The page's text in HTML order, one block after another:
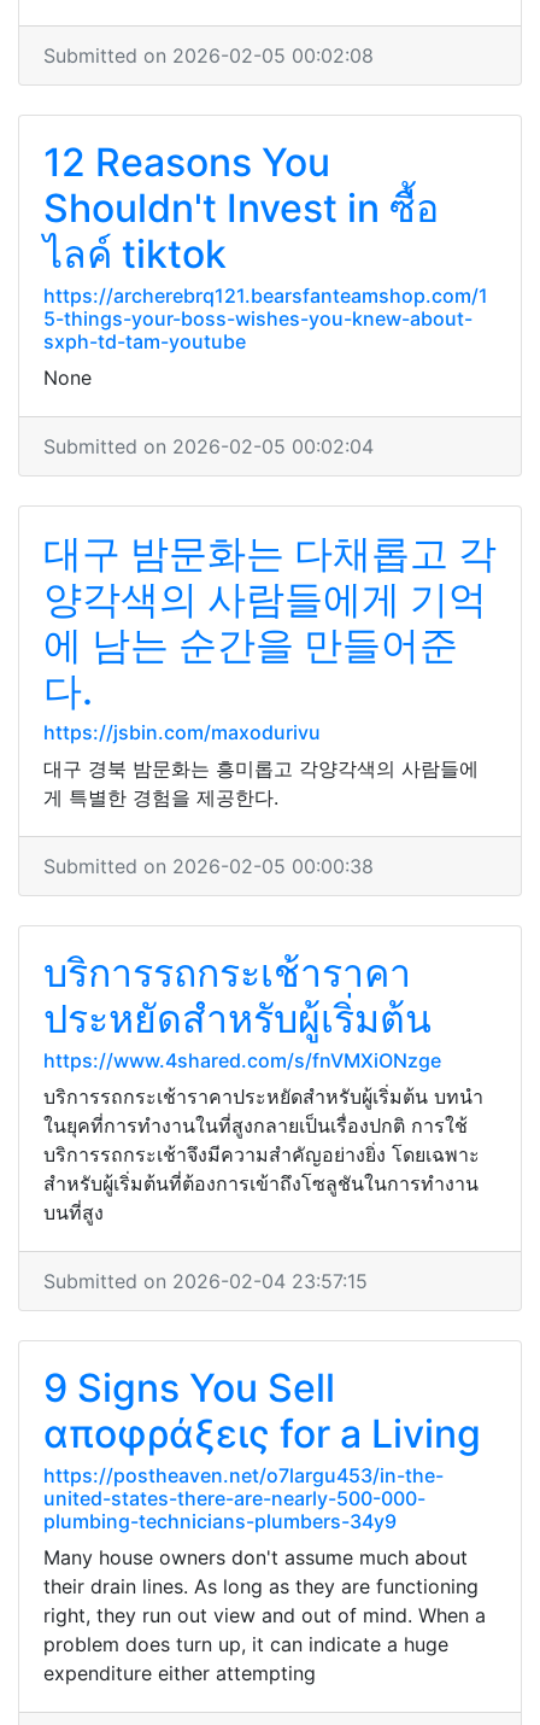
Submitted on 2026-02-05 00:02:08
12 Reasons You
Shouldn't Invest in ซื้อ
ไลค์ tiktok
https://archerebrq121.bearsfanteamshop.com/1
5-things-your-boss-wishes-you-knew-about-
sxph-td-tam-youtube
None
Submitted on 2026-02-05 00:02:04
대구 밤문화는 다채롭고 각
양각색의 사람들에게 기억
에 남는 순간을 만들어준
다.
https://jsbin.com/maxodurivu
대구 경북 밤문화는 흥미롭고 각양각색의 사람들에
게 특별한 경험을 제공한다.
Submitted on 2026-02-05 00:00:38
บริการรถกระเช้าราคา
ประหยัดสำหรับผู้เริ่มต้น
https://www.4shared.com/s/fnVMXiONzge
บริการรถกระเช้าราคาประหยัดสำหรับผู้เริ่มต้น บทนำ
ในยุคที่การทำงานในที่สูงกลายเป็นเรื่องปกติ การใช้
บริการรถกระเช้าจึงมีความสำคัญอย่างยิ่ง โดยเฉพาะ
สำหรับผู้เริ่มต้นที่ต้องการเข้าถึงโซลูชันในการทำงาน
บนที่สูง
Submitted on 2026-02-04 23:57:15
9 Signs You Sell
αποφράξεις for a Living
https://postheaven.net/o7largu453/in-the-
united-states-there-are-nearly-500-000-
plumbing-technicians-plumbers-34y9
Many house owners don't assume much about
their drain lines. As long as they are functioning
right, they run out view and out of mind. When a
problem does turn up, it can indicate a huge
expenditure either attempting